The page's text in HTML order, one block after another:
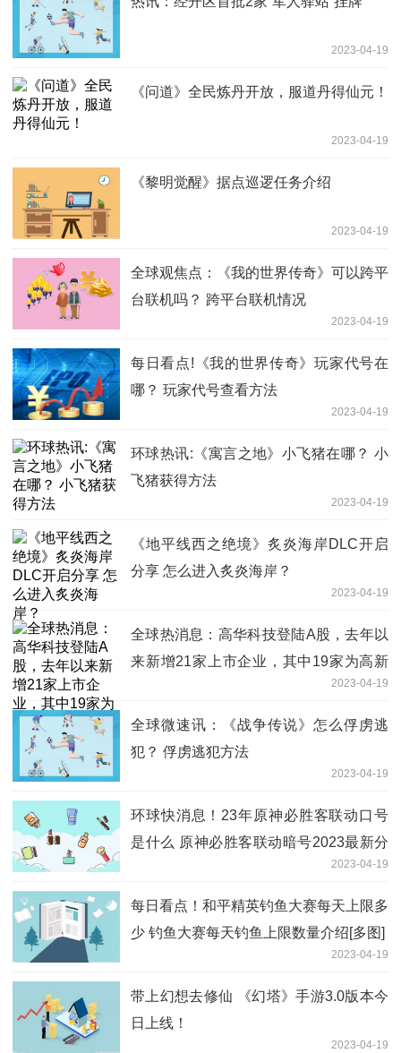
2023-04-19
《问道》全民炼丹开放，服道丹得仙元！
2023-04-19
《黎明觉醒》据点巡逻任务介绍
2023-04-19
全球观焦点：《我的世界传奇》可以跨平
台联机吗？ 跨平台联机情况
2023-04-19
每日看点!《我的世界传奇》玩家代号在
哪？ 玩家代号查看方法
2023-04-19
环球热讯:《寓言之地》小飞猪在哪？ 小
飞猪获得方法
2023-04-19
《地平线西之绝境》炙炎海岸DLC开启
分享 怎么进入炙炎海岸？
2023-04-19
全球热消息：高华科技登陆A股，去年以
来新增21家上市企业，其中19家为高新
技术企业 南京“硬核科技”企业提速上市
2023-04-19
全球微速讯：《战争传说》怎么俘虏逃
犯？ 俘虏逃犯方法
2023-04-19
环球快消息！23年原神必胜客联动口号
是什么 原神必胜客联动暗号2023最新分
2023-04-19
每日看点！和平精英钓鱼大赛每天上限多
少 钓鱼大赛每天钓鱼上限数量介绍[多图]
2023-04-19
带上幻想去修仙 《幻塔》手游3.0版本今
日上线！
2023-04-19